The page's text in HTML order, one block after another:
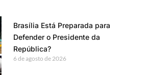
Brasília Está Preparada para
Defender o Presidente da
República?
6 de agosto de 2026